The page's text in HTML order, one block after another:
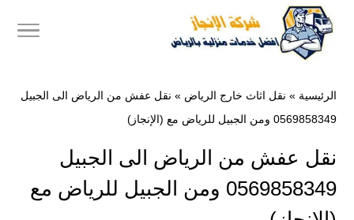
الرئيسية » نقل اثاث خارج الرياض » نقل عفش من الرياض الى الجبيل
0569858349 ومن الجبيل للرياض مع (الإنجاز)
نقل عفش من الرياض الى الجبيل
0569858349 ومن الجبيل للرياض مع